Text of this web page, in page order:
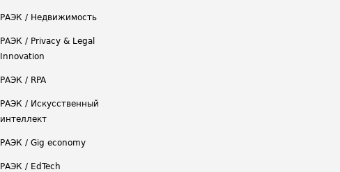
РАЭК / Недвижимость
РАЭК / Privacy & Legal
Innovation
РАЭК / RPA
РАЭК / Искусственный
интеллект
РАЭК / Gig economy
РАЭК / EdTech